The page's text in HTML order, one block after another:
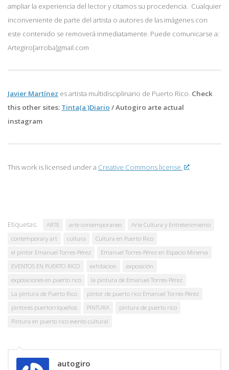
ampliar la experiencia del lector y citamos su procedencia. Cualquier
inconveniente de parte del artista o autores de las imágenes con
este contenido se removerá inmediatamente. Puede comunicarse a:
Artegiro[arroba]gmail.com
Javier Martínez es artista multidisciplinario de Puerto Rico. Check
this other sites: Tinta(a )Diario /Autogiro arte actual
instagram
This work is licensed under a Creative Commons license.
Etiquetas: ARTE arte contemporaneo
Arte Cultura y Entretenimiento
contemporary art
cultura
Cultura en Puerto Rico
el pintor Emanuel Torres-Pérez
Emanuel Torres-Pérez en Espacio Minerva
EVENTOS EN PUERTO RICO
exhibicion
exposición
exposiciones en puerto rico
la pintura de Emanuel Torres-Pérez
La pintura de Puerto Rico
pintor de puerto rico Emanuel Torres-Pérez
pintores puertorriqueños
PINTURA
pintura de puerto rico
Pintura en puerto rico evento cultural
autogiro